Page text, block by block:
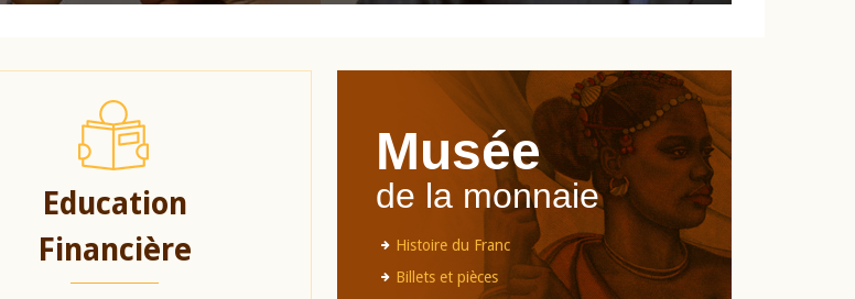
Education
Financière
Musée
de la monnaie
Histoire du Franc
Billets et pièces